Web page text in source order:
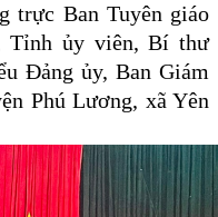
trực Ban Tuyên giáo
Tỉnh ủy viên, Bí thư
Đảng ủy, Ban Giám
Phú Lương, xã Yên